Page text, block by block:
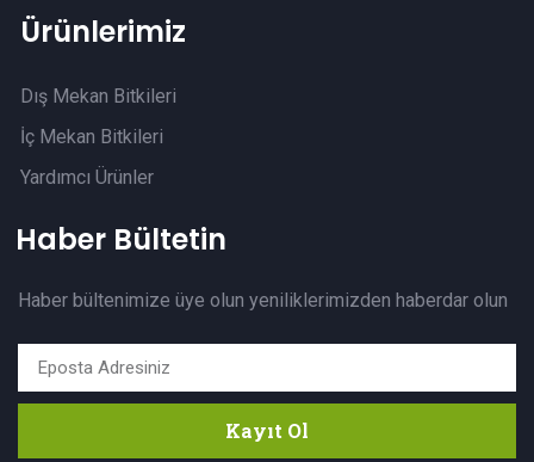
Ürünlerimiz
Dış Mekan Bitkileri
İç Mekan Bitkileri
Yardımcı Ürünler
Haber Bültetin
Haber bültenimize üye olun yeniliklerimizden haberdar olun
Kayıt Ol